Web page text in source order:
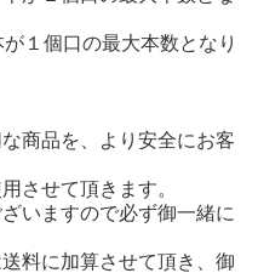
１個口の最大本数となり
商品を、より安全にお客
させて頂きます。
いますので必ず御一緒に
料に加算させて頂き、御